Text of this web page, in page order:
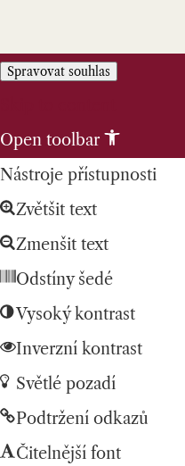
Spravovat souhlas
Open toolbar
Nástroje přístupnosti
Zvětšit text
Zmenšit text
Odstíny šedé
Vysoký kontrast
Inverzní kontrast
Světlé pozadí
Podtržení odkazů
Čitelnější font